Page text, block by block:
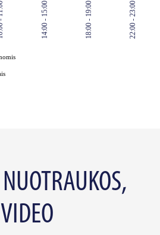
14:00 - 15:00 18:00 - 19:00 22:00 - 23:00
VIDEO